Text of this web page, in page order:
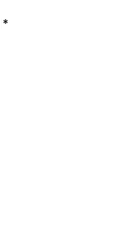
*Обязательно